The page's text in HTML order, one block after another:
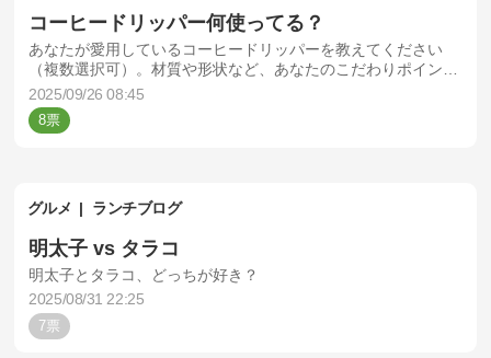
コーヒードリッパー何使ってる？
あなたが愛用しているコーヒードリッパーを教えてください
（複数選択可）。材質や形状など、あなたのこだわりポイント
をコメント欄から教えてもらえると嬉しいです！
2025/09/26 08:45
8
グルメ ランチブログ
明太子 vs タラコ
明太子とタラコ、どっちが好き？
2025/08/31 22:25
7